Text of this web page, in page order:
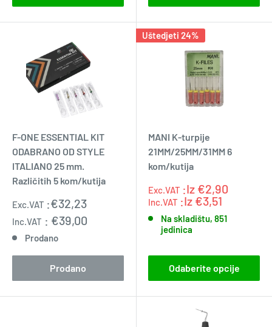
F-ONE ESSENTIAL KIT
ODABRANO OD STYLE
ITALIANO 25 mm.
Različitih 5 kom/kutija
Prodajna
cijena
Exc.VAT :€32,23
Inc.VAT : €39,00
Prodano
Prodano
Uštedjeti 24%
MANI K-turpije
21MM/25MM/31MM 6
kom/kutija
Exc.VAT
:0.0
Exc.VAT :Iz €2,90
Inc.VAT :Iz €3,51
Na skladištu, 851
jedinica
Odaberite opcije